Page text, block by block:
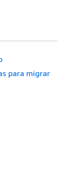
para migrar